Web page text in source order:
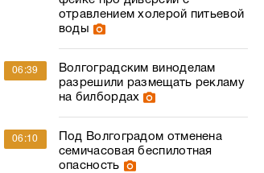
отравлением холерой питьевой
воды
06:39
Волгоградским виноделам
разрешили размещать рекламу
на билбордах
06:10
Под Волгоградом отменена
семичасовая беспилотная
опасность